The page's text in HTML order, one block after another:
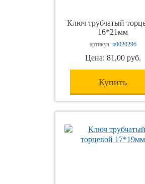
Ключ трубчатый
16*21мм
артикул: я0020296
Цена: 81,00 руб.
Купить